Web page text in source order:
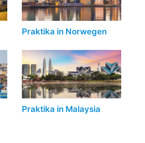
Praktika in Norwegen
Praktika in Malaysia